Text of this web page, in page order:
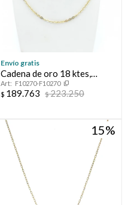
Envío gratis
Cadena de oro 18 ktes,
FORCET.
F10270-F10270
$ 189.763 $223.250
15